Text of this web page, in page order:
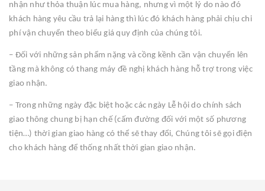
nhận như thỏa thuận lúc mua hàng, nhưng vì một lý do nào đó
khách hàng yêu cầu trả lại hàng thì lúc đó khách hàng phải chịu chi
phí vận chuyển theo biểu giá quy định của chúng tôi.
– Đối với những sản phẩm nặng và cồng kềnh cần vận chuyển lên
tầng mà không có thang máy đề nghị khách hàng hỗ trợ trong việc
giao nhận.
– Trong những ngày đặc biệt hoặc các ngày Lễ hội do chính sách
giao thông chung bị hạn chế (cấm đường đối với một số phương
tiện…) thời gian giao hàng có thể sẽ thay đổi, Chúng tôi sẽ gọi điện
cho khách hàng để thống nhất thời gian giao nhận.